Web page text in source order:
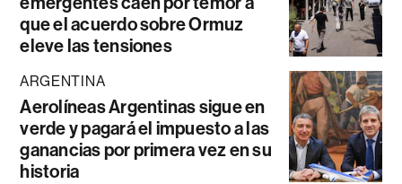
que el acuerdo sobre Ormuz
eleve las tensiones
ARGENTINA
Aerolíneas Argentinas sigue en
verde y pagará el impuesto a las
ganancias por primera vez en su
historia